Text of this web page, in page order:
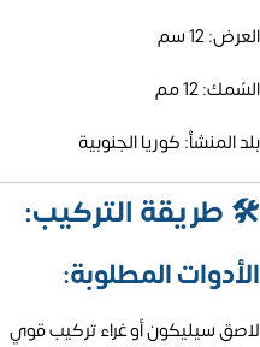
العرض: 12 سم
السُمك: 12 مم
بلد المنشأ: كوريا الجنوبية
🛠️ طريقة التركيب:
الأدوات المطلوبة:
لاصق سيليكون أو غراء تركيب قوي